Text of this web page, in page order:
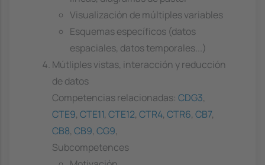
Visualización de múltiples variables
Esquemas específicos (datos
espaciales, datos temporales...)
Mútliples vistas, interacción y reducción
de datos
Competencias relacionadas: CDG3,
CTE9, CTE11, CTE12, CTR4, CTR6, CB7,
CB8, CB9, CG9,
Subcompetences